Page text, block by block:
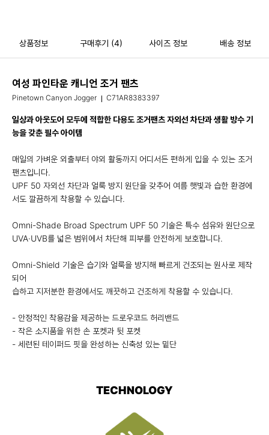
상품정보 구매후기 (4) 사이즈 정보 배송 정보
여성 파인타운 캐니언 조거 팬츠
Pinetown Canyon Jogger C71AR8383397
일상과 아웃도어 모두에 적합한 다용도 조거팬츠 자외선 차단과 생활 방수 기
능을 갖춘 필수 아이템
매일의 가벼운 외출부터 야외 활동까지 어디서든 편하게 입을 수 있는 조거
팬츠입니다.
UPF 50 자외선 차단과 얼룩 방지 원단을 갖추어 여름 햇빛과 습한 환경에
서도 깔끔하게 착용할 수 있습니다.
Omni-Shade Broad Spectrum UPF 50 기술은 특수 섬유와 원단으로
UVA·UVB를 넓은 범위에서 차단해 피부를 안전하게 보호합니다.
Omni-Shield 기술은 습기와 얼룩을 방지해 빠르게 건조되는 원사로 제작
되어
습하고 지저분한 환경에서도 깨끗하고 건조하게 착용할 수 있습니다.
- 안정적인 착용감을 제공하는 드로우코드 허리밴드
- 작은 소지품을 위한 손 포켓과 뒷 포켓
- 세련된 테이퍼드 핏을 완성하는 신축성 있는 밑단
TECHNOLOGY